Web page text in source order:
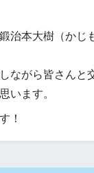
治本大樹（かじ
ながら皆さんと
います。
！